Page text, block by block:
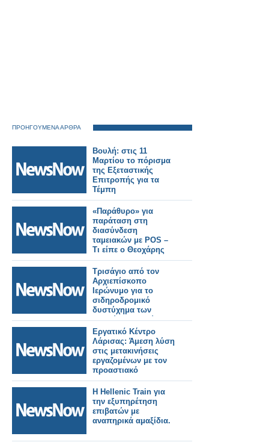
ΠΡΟΗΓΟΥΜΕΝΑ ΑΡΘΡΑ
Βουλή: στις 11
Μαρτίου το πόρισμα
της Εξεταστικής
Επιτροπής για τα
Τέμπη
«Παράθυρο» για
παράταση στη
διασύνδεση
ταμειακών με POS –
Τι είπε ο Θεοχάρης
Τρισάγιο από τον
Αρχιεπίσκοπο
Ιερώνυμο για το
σιδηροδρομικό
δυστύχημα των
Τεμπών στον χώρο
του τραγικού
συμβάντος
Εργατικό Κέντρο
Λάρισας: Άμεση λύση
στις μετακινήσεις
εργαζομένων με τον
προαστιακό
Η Hellenic Train για
την εξυπηρέτηση
επιβατών με
αναπηρικά αμαξίδια.